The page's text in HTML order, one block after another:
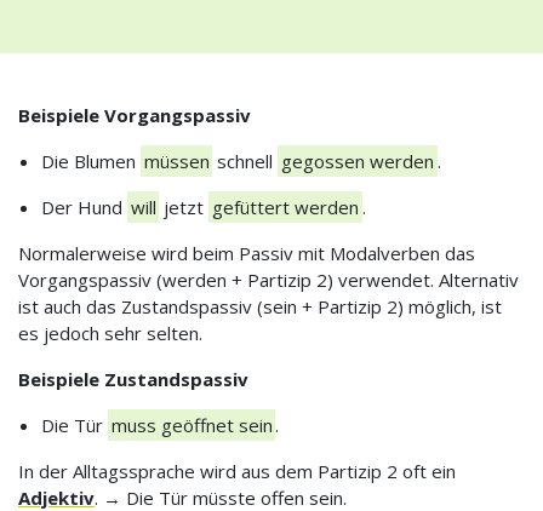
Beispiele Vorgangspassiv
Die Blumen müssen schnell gegossen werden .
Der Hund will jetzt gefüttert werden .
Normalerweise wird beim Passiv mit Modalverben das
Vorgangspassiv (werden + Partizip 2) verwendet. Alternativ
ist auch das Zustandspassiv (sein + Partizip 2) möglich, ist
es jedoch sehr selten.
Beispiele Zustandspassiv
Die Tür muss geöffnet sein .
In der Alltagssprache wird aus dem Partizip 2 oft ein
Adjektiv. → Die Tür müsste offen sein.